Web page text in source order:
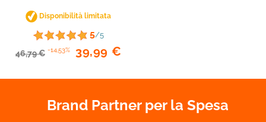
Disponibilità limitata
5/5
46,79 € -14,53% 39,99 €
favorite_border
Brand Partner per la Spesa